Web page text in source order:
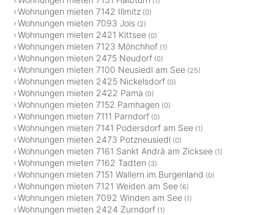
Wohnungen mieten 7142 Illmitz (0)
Wohnungen mieten 7093 Jois (2)
Wohnungen mieten 2421 Kittsee (0)
Wohnungen mieten 7123 Mönchhof (1)
Wohnungen mieten 2475 Neudorf (0)
Wohnungen mieten 7100 Neusiedl am See (25)
Wohnungen mieten 2425 Nickelsdorf (0)
Wohnungen mieten 2422 Pama (0)
Wohnungen mieten 7152 Pamhagen (0)
Wohnungen mieten 7111 Parndorf (0)
Wohnungen mieten 7141 Podersdorf am See (1)
Wohnungen mieten 2473 Potzneusiedl (0)
Wohnungen mieten 7161 Sankt Andrä am Zicksee (1)
Wohnungen mieten 7162 Tadten (3)
Wohnungen mieten 7151 Wallern im Burgenland (0)
Wohnungen mieten 7121 Weiden am See (6)
Wohnungen mieten 7092 Winden am See (1)
Wohnungen mieten 2424 Zurndorf (1)